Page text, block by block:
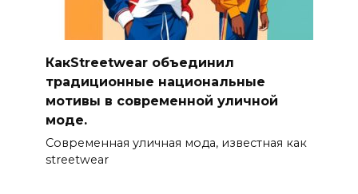
КакStreetwear объединил
традиционные национальные
мотивы в современной уличной
моде.
Современная уличная мода, известная как
streetwear